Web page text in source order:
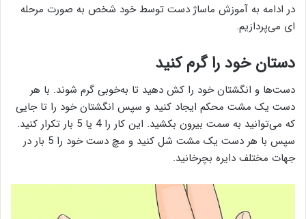
در ادامه به آموزش ماساژ دست توسط خود شخص به صورت مرحله
ای می‌پردازیم.
دستان خود را گرم کنید
دست‌ها و انگشتان خود را کش دهید تا به‌خوبی گرم شوند. با هر
دست یک مشت محکم ایجاد کنید و سپس انگشتان خود را تا جایی
که می‌توانید به سمت بیرون بکشید. این کار را 4 یا 5 بار تکرار کنید.
سپس با هر دست یک مشت شل کنید و مچ دست خود را 5 بار در
جهات مختلف دایره بچرخانید.